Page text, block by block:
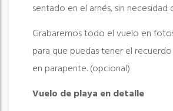
sentado en el arnés, sin necesidad
Grabaremos todo el vuelo en
para que puedas tener el
en parapente. (opcional)
Vuelo de playa en detalle